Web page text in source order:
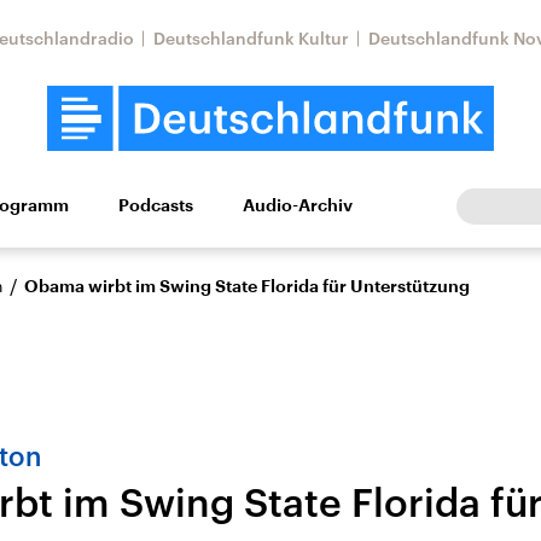
Deutschlandfunk Kultur Deutschlandfunk
Wissen Kultur Europa
Nahostkonflikt
Aktuelle Lage und
Iran
Podcasts Audio-Archiv
/ Obama wirbt im Swing State Florida für Unterstützung
im Swing State Florida für